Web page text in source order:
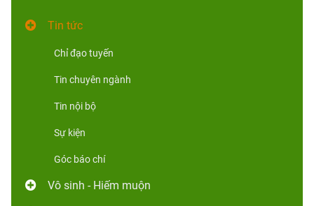
Tin tức
Chỉ đạo tuyến
Tin chuyên ngành
Tin nội bộ
Sự kiện
Góc báo chí
Vô sinh - Hiếm muộn